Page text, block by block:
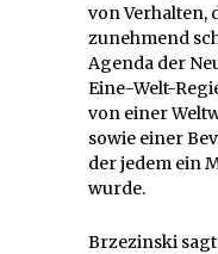
von Verhalten,
zunehmend
Agenda der
Eine-Welt-
von einer
sowie einer
der jedem ein
wurde.
Brzezinski